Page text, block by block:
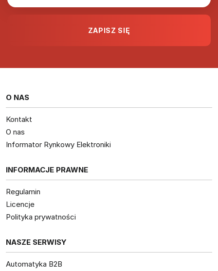
O NAS
Kontakt
O nas
Informator Rynkowy Elektroniki
INFORMACJE PRAWNE
Regulamin
Licencje
Polityka prywatności
NASZE SERWISY
Automatyka B2B